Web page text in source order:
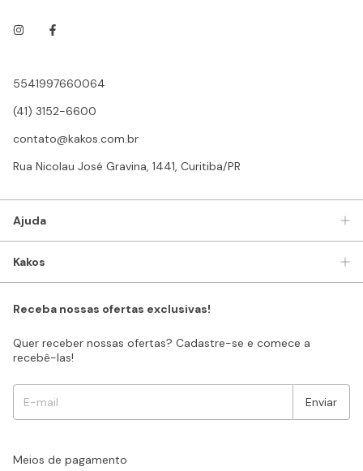
5541997660064
(41) 3152-6600
contato@kakos.com.br
Rua Nicolau José Gravina, 1441, Curitiba/PR
Ajuda
Kakos
Receba nossas ofertas exclusivas!
Quer receber nossas ofertas? Cadastre-se e comece a
recebê-las!
Meios de pagamento